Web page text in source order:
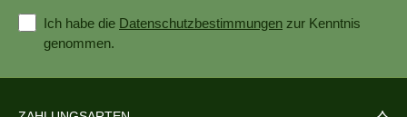
Ich habe die Datenschutzbestimmungen zur Kenntnis
genommen.